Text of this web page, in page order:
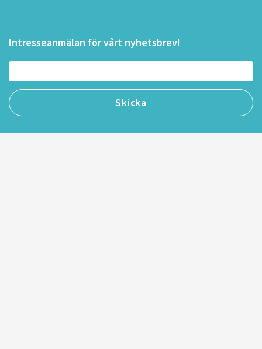
Intresseanmälan för vårt nyhetsbrev!